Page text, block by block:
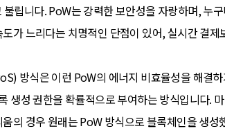
립니다. PoW는 강력한 보안성을 자랑하며, 누
가 느리다는 치명적인 단점이 있어, 실시간 결
방식은 이런 PoW의 에너지 비효율성을 해결
생성 권한을 확률적으로 부여하는 방식입니다.
의 경우 원래는 PoW 방식으로 블록체인을 생